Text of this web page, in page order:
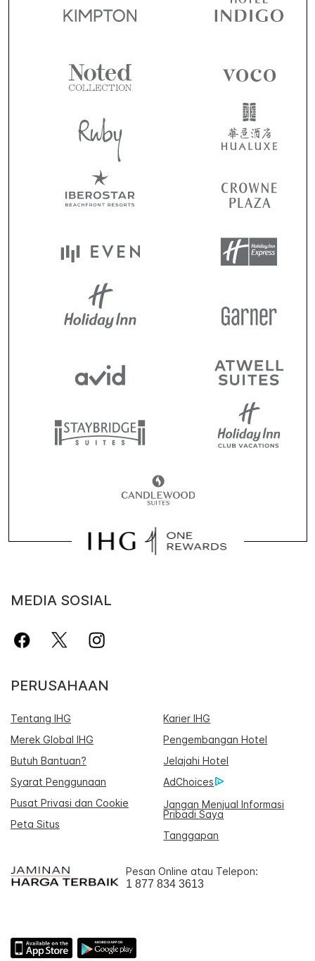
MEDIA SOSIAL
PERUSAHAAN
Tentang IHG
Karier IHG
Merek Global IHG
Pengembangan Hotel
Butuh Bantuan?
Jelajahi Hotel
Syarat Penggunaan
AdChoices
Pusat Privasi dan Cookie
Jangan Menjual Informasi
Pribadi Saya
Peta Situs
Tanggapan
Pesan Online atau Telepon:
1 877 834 3613